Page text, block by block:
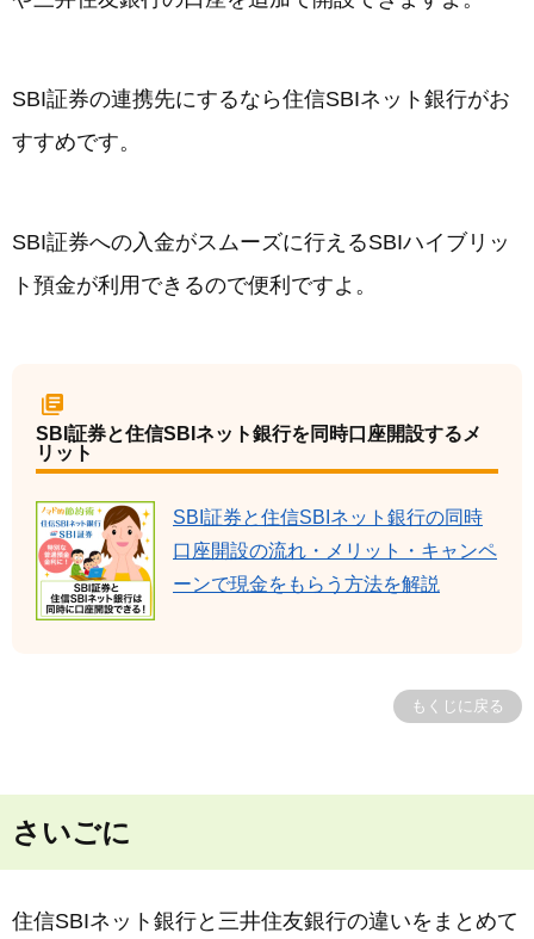
SBI証券の連携先にするなら住信SBIネット銀行がお
すすめです。
SBI証券への入金がスムーズに行えるSBIハイブリッ
ト預金が利用できるので便利ですよ。
SBI証券と住信SBIネット銀行を同時口座開設するメ
リット
SBI証券と住信SBIネット銀行の同時
口座開設の流れ・メリット・キャンペ
ーンで現金をもらう方法を解説
もくじに戻る
さいごに
住信SBIネット銀行と三井住友銀行の違いをまとめて